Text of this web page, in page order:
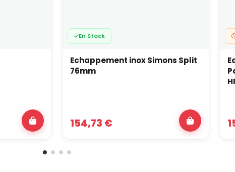
En Stock
Echappement inox Simons Split
76mm
154,73 €